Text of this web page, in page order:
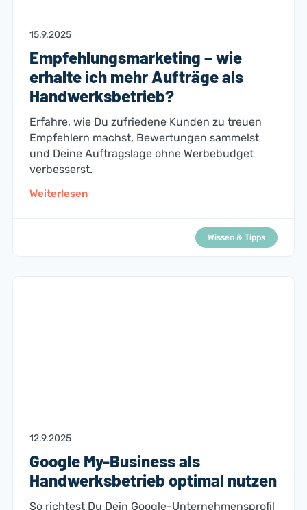
15.9.2025
Empfehlungsmarketing – wie
erhalte ich mehr Aufträge als
Handwerksbetrieb?
Erfahre, wie Du zufriedene Kunden zu treuen
Empfehlern machst, Bewertungen sammelst
und Deine Auftragslage ohne Werbebudget
verbesserst.
Weiterlesen
Wissen & Tipps
12.9.2025
Google My-Business als
Handwerksbetrieb optimal nutzen
So richtest Du Dein Google-Unternehmensprofil